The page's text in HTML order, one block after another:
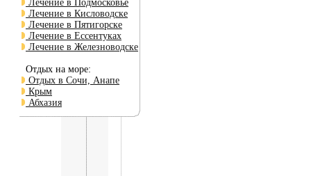
Лечение в Подмосковье
Лечение в Кисловодске
Лечение в Пятигорске
Лечение в Ессентуках
Лечение в Железноводске
Отдых на море:
Отдых в Сочи, Анапе
Крым
Абхазия